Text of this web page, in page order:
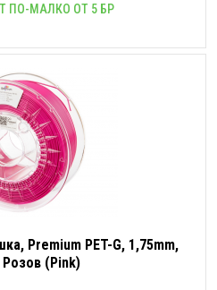
ПО-МАЛКО ОТ 5 БР
Premium PET-G, 1,75mm,
Розов (Pink)